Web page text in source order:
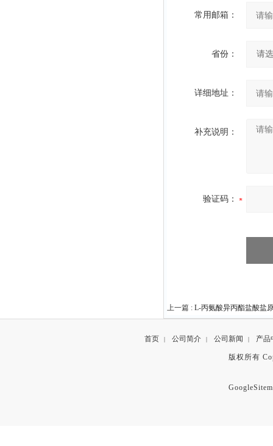
常用邮箱：
省份：
详细地址：
补充说明：
验证码：
上一篇 : L-丙氨酸异丙酯盐酸盐
首页 | 公司简介 | 公司新闻 | 产品
版权所有